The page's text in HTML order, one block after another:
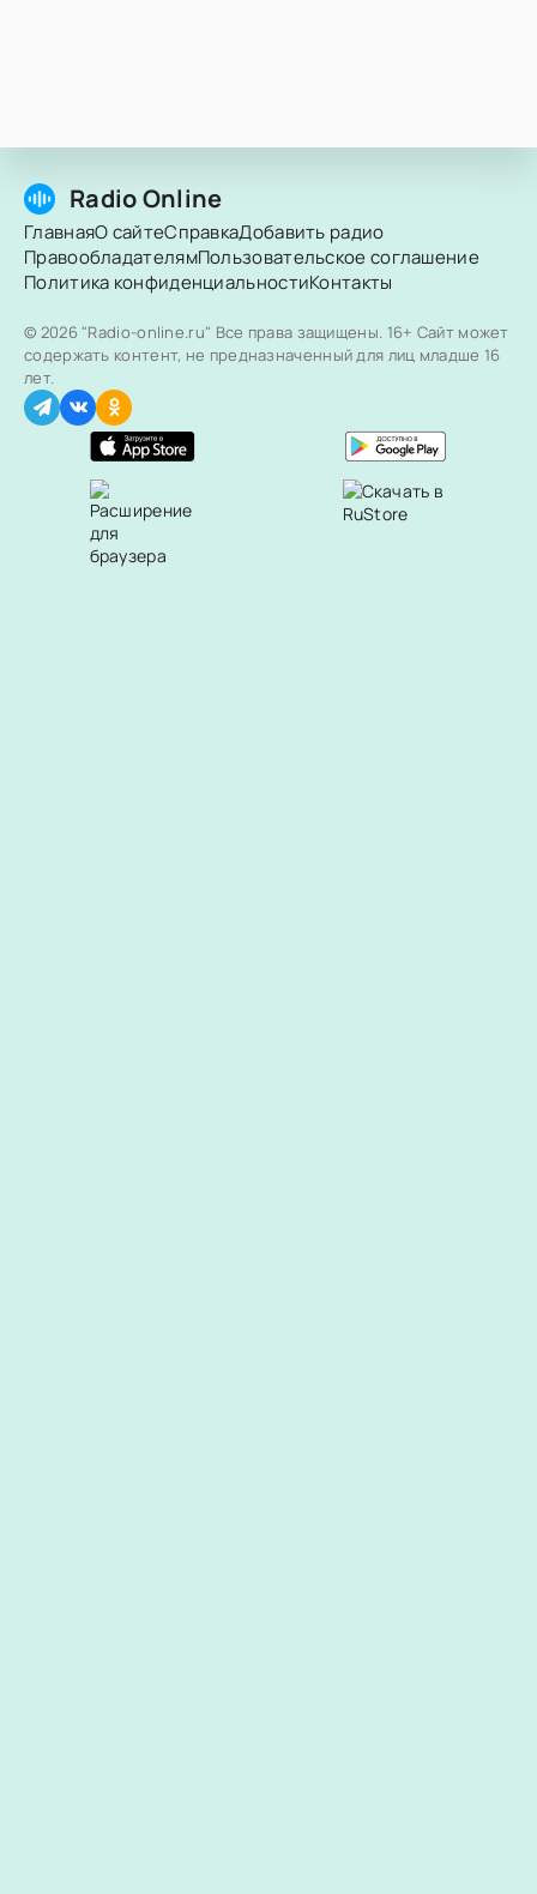
Radio Online
ГлавнаяО сайтеСправкаДобавить радио
ПравообладателямПользовательское соглашение
Политика конфиденциальностиКонтакты
© 2026 "Radio-online.ru" Все права защищены. 16+ Сайт может
содержать контент, не предназначенный для лиц младше 16
лет.